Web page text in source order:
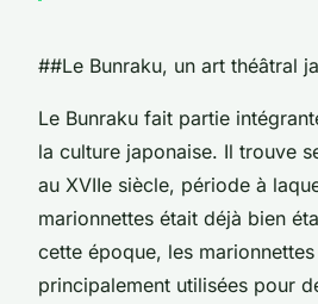
##Le Bunraku, un art théâtral
Le Bunraku fait partie
la culture japonaise. Il trouve
au XVIIe siècle, période à
marionnettes était déjà bien
cette époque, les
principalement utilisées pour